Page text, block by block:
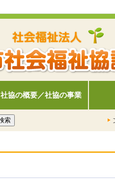
社協の概要／社協の事業